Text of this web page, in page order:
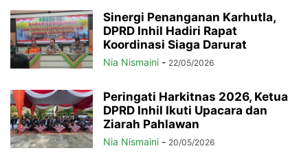
Sinergi Penanganan Karhutla,
DPRD Inhil Hadiri Rapat
Koordinasi Siaga Darurat
Nia Nismaini - 22/05/2026
Peringati Harkitnas 2026, Ketua
DPRD Inhil Ikuti Upacara dan
Ziarah Pahlawan
Nia Nismaini - 20/05/2026